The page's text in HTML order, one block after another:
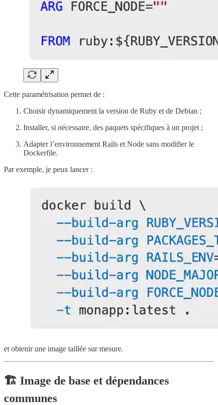
Cette paramétrisation permet de :
Choisir dynamiquement la version de Ruby et de Debian ;
Installer, si nécessaire, des paquets spécifiques à un projet ;
Adapter l’environnement Rails et Node sans modifier le
Dockerfile.
Par exemple, je peux lancer :
et obtenir une image taillée sur mesure.
🏗️ Image de base et dépendances
communes